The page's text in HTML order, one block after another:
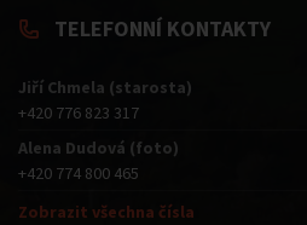
TELEFONNÍ KONTAKTY
Jiří Chmela (starosta)
+420 776 823 317
Alena Dudová (foto)
+420 774 800 465
Zobrazit všechna čísla